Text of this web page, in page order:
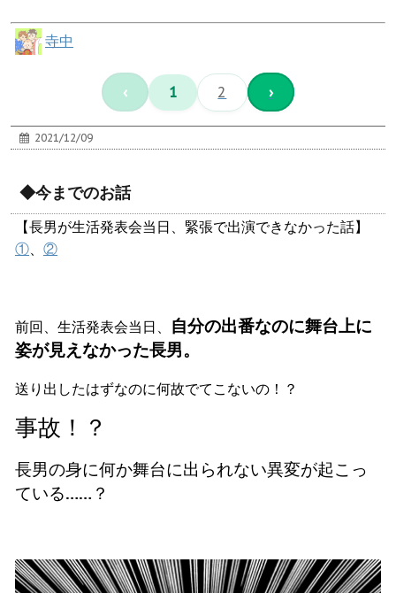
寺中
‹ 1 2 ›
2021/12/09
◆今までのお話
【長男が生活発表会当日、緊張で出演できなかった話】
①、 ②
前回、生活発表会当日、 自分の出番なのに舞台上に
姿が見えなかった長男。
送り出したはずなのに何故でてこないの！？
事故！？
長男の身に何か舞台に出られない異変が起こっ
ている……？